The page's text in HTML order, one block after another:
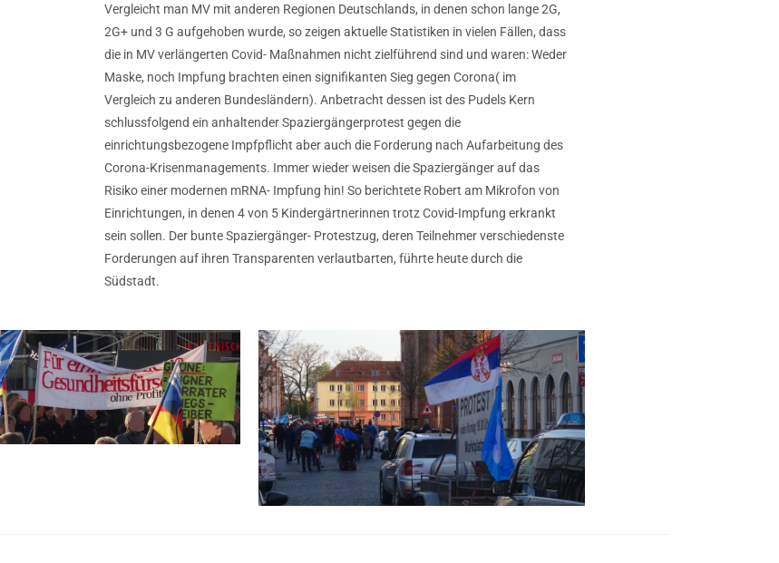
Vergleicht man MV mit anderen Regionen Deutschlands, in denen schon lange 2G,
2G+ und 3 G aufgehoben wurde, so zeigen aktuelle Statistiken in vielen Fällen, dass
die in MV verlängerten Covid- Maßnahmen nicht zielführend sind und waren: Weder
Maske, noch Impfung brachten einen signifikanten Sieg gegen Corona( im
Vergleich zu anderen Bundesländern). Anbetracht dessen ist des Pudels Kern
schlussfolgend ein anhaltender Spaziergängerprotest gegen die
einrichtungsbezogene Impfpflicht aber auch die Forderung nach Aufarbeitung des
Corona-Krisenmanagements. Immer wieder weisen die Spaziergänger auf das
Risiko einer modernen mRNA- Impfung hin! So berichtete Robert am Mikrofon von
Einrichtungen, in denen 4 von 5 Kindergärtnerinnen trotz Covid-Impfung erkrankt
sein sollen. Der bunte Spaziergänger- Protestzug, deren Teilnehmer verschiedenste
Forderungen auf ihren Transparenten verlautbarten, führte heute durch die
Südstadt.